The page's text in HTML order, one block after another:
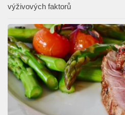
výživových faktorů